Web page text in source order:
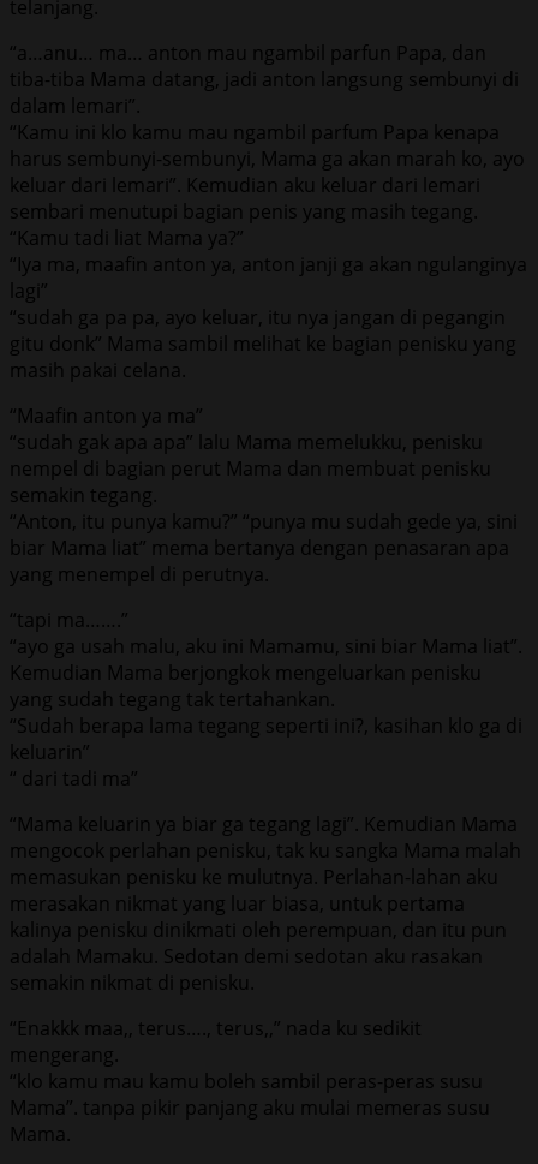
telanjang.
“a…anu… ma… anton mau ngambil parfun Papa, dan
tiba-tiba Mama datang, jadi anton langsung sembunyi di
dalam lemari”.
“Kamu ini klo kamu mau ngambil parfum Papa kenapa
harus sembunyi-sembunyi, Mama ga akan marah ko, ayo
keluar dari lemari”. Kemudian aku keluar dari lemari
sembari menutupi bagian penis yang masih tegang.
“Kamu tadi liat Mama ya?”
“Iya ma, maafin anton ya, anton janji ga akan ngulanginya
lagi”
“sudah ga pa pa, ayo keluar, itu nya jangan di pegangin
gitu donk” Mama sambil melihat ke bagian penisku yang
masih pakai celana.
“Maafin anton ya ma”
“sudah gak apa apa” lalu Mama memelukku, penisku
nempel di bagian perut Mama dan membuat penisku
semakin tegang.
“Anton, itu punya kamu?” “punya mu sudah gede ya, sini
biar Mama liat” mema bertanya dengan penasaran apa
yang menempel di perutnya.
“tapi ma…….”
“ayo ga usah malu, aku ini Mamamu, sini biar Mama liat”.
Kemudian Mama berjongkok mengeluarkan penisku
yang sudah tegang tak tertahankan.
“Sudah berapa lama tegang seperti ini?, kasihan klo ga di
keluarin”
“ dari tadi ma”
“Mama keluarin ya biar ga tegang lagi”. Kemudian Mama
mengocok perlahan penisku, tak ku sangka Mama malah
memasukan penisku ke mulutnya. Perlahan-lahan aku
merasakan nikmat yang luar biasa, untuk pertama
kalinya penisku dinikmati oleh perempuan, dan itu pun
adalah Mamaku. Sedotan demi sedotan aku rasakan
semakin nikmat di penisku.
“Enakkk maa,, terus…., terus,,” nada ku sedikit
mengerang.
“klo kamu mau kamu boleh sambil peras-peras susu
Mama”. tanpa pikir panjang aku mulai memeras susu
Mama.